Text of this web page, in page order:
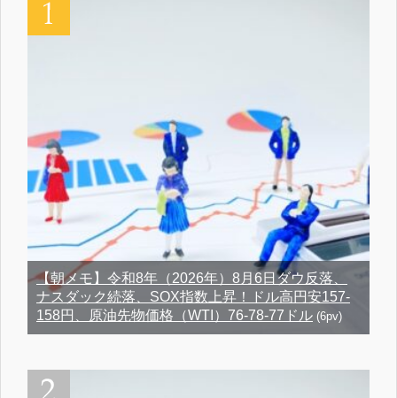
【朝メモ】令和8年（2026年）8月6日ダウ反落、
ナスダック続落、SOX指数上昇！ドル高円安157-
158円、原油先物価格（WTI）76-78-77ドル (6pv)